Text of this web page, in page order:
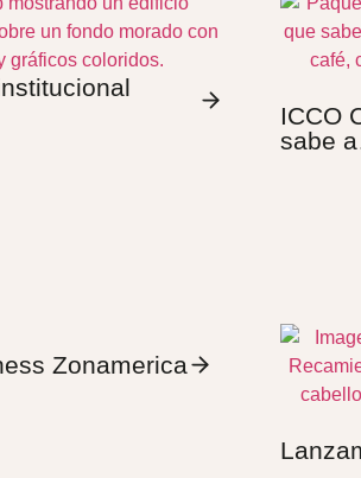
ICCO
sabe
Zonamerica